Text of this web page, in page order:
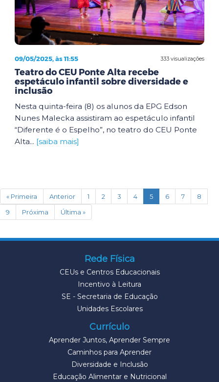
333 visualizações
09/05/2025, às 11:55
Teatro do CEU Ponte Alta recebe
espetáculo infantil sobre diversidade e
inclusão
Nesta quinta-feira (8) os alunos da EPG Edson
Nunes Malecka assistiram ao espetáculo infantil
“Diferente é o Espelho”, no teatro do CEU Ponte
Alta... [saiba mais]
« Primeira Anterior 1 2 3 4 5(current)
6 7
8
9
Próxima Última »
Rede Física
CEUs e Centros Educacionais
Incentivo à Leitura
SE - Secretaria de Educação
Unidades Escolares
Currículo
Aprender Juntos, Aprender Sempre
Caminhos para Aprender
Diversidade e Inclusão
Educação Alimentar e Nutricional